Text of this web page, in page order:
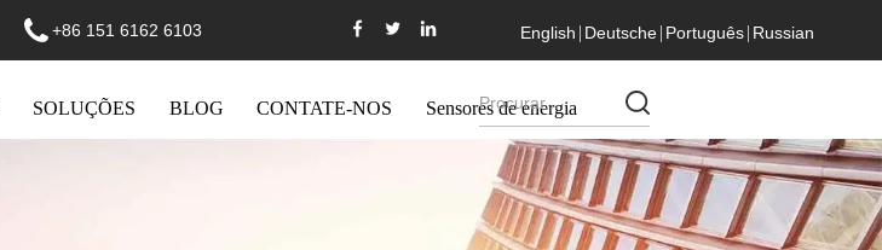
+86 151 6162 6103 English Deutsche Português Russian
SOLUÇÕES BLOG CONTATE-NOS Sensores de energia